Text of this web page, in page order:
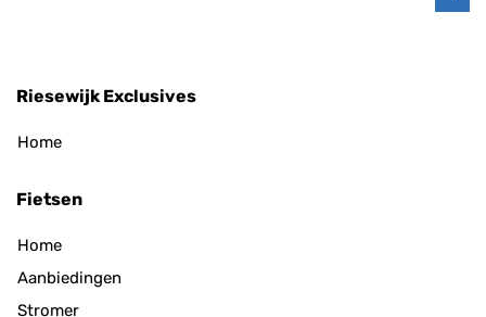
Riesewijk Exclusives
Home
Fietsen
Home
Aanbiedingen
Stromer